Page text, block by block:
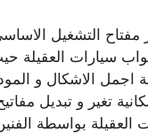
مفتاح التشغيل
سيارات العقيلة
اجمل الاشكال و
تغير و تبديل
العقيلة بواسطة